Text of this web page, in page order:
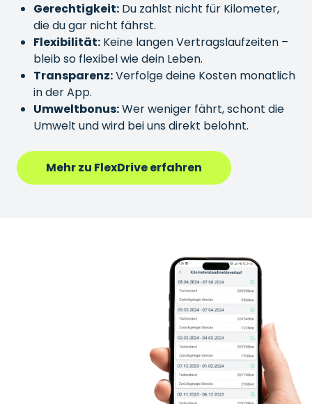
Gerechtigkeit: Du zahlst nicht für Kilometer,
die du gar nicht fährst.
Flexibilität: Keine langen Vertragslaufzeiten –
bleib so flexibel wie dein Leben.
Transparenz:Verfolge deine Kosten monatlich
in der App.
Umweltbonus:Wer weniger fährt, schont die
Umwelt und wird bei uns direkt belohnt.
Mehr zu FlexDrive erfahren